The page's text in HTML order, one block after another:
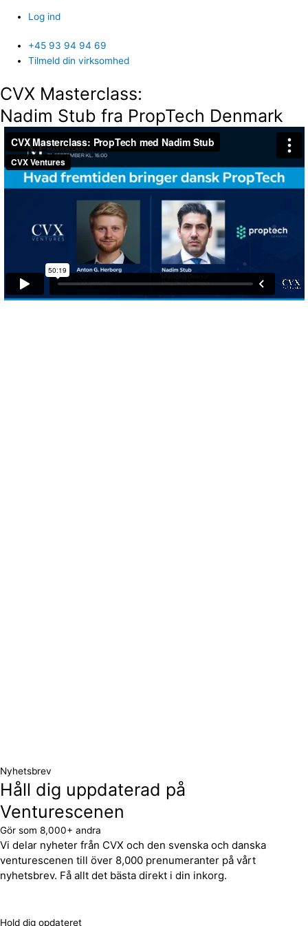
Log ind
+45 93 94 94 69
Tilmeld din virksomhed
CVX Masterclass:
Nadim Stub fra PropTech Denmark
Nyhetsbrev
Håll dig uppdaterad på
Venturescenen
Gör som 8,000+ andra
Vi delar nyheter från CVX och den svenska och danska
venturescenen till över 8,000 prenumeranter på vårt
nyhetsbrev. Få allt det bästa direkt i din inkorg.
Hold dig opdateret